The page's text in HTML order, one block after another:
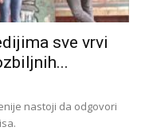
sve vrvi
nastoji da odgovori